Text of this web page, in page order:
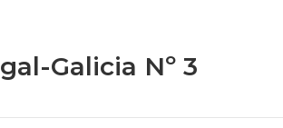
Galicia Nº 3